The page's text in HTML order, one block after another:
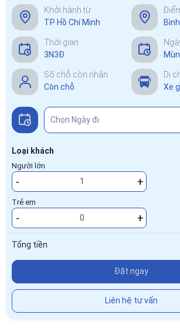
Khởi hành từ
TP Hồ Chí Minh
Thời gian
3N3Đ
Số chỗ còn nhận
Còn chỗ
Di
Xe
Loại khách
Người lớn
- +
Trẻ em
- +
Tổng tiền
Đặt ngay
Liên hệ tư vấn